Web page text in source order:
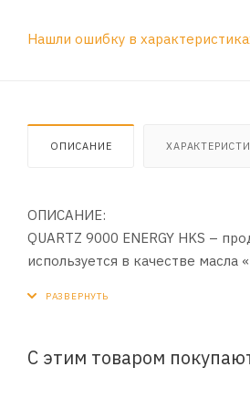
Нашли ошибку в
ОПИСАНИЕ
ОПИСАНИЕ:
QUARTZ 9000 ENERGY HKS –
используется в качестве
Подходит для всех бензиновых
С этим товаром